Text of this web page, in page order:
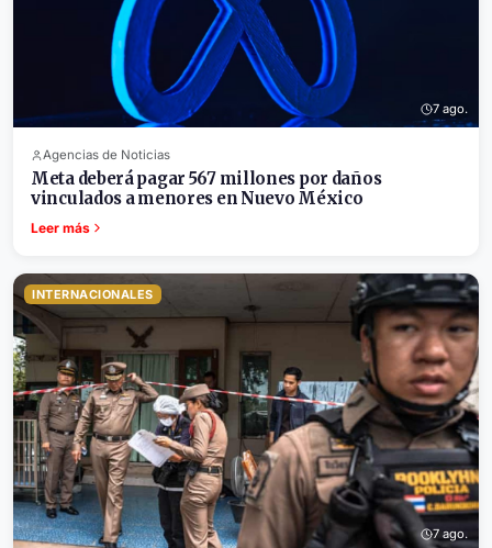
7 ago.
Agencias de Noticias
Meta deberá pagar 567 millones por daños
vinculados a menores en Nuevo México
Leer más
INTERNACIONALES
7 ago.